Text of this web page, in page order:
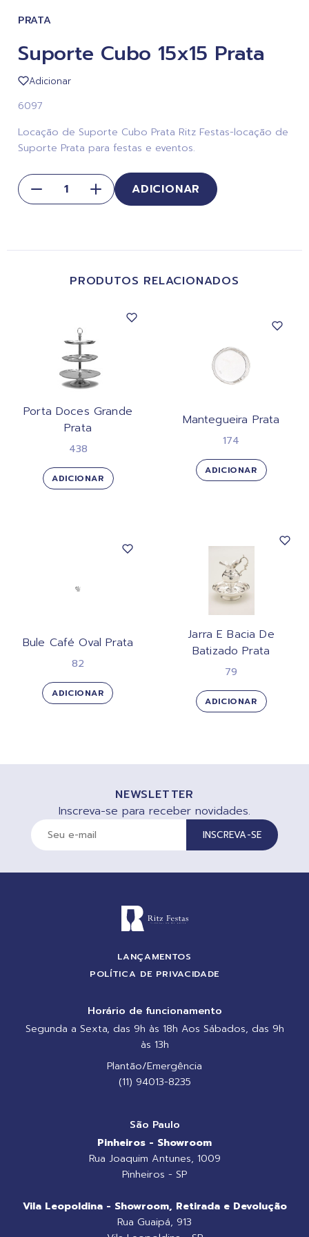
PRATA
Suporte Cubo 15x15 Prata
Adicionar
6097
Locação de Suporte Cubo Prata Ritz Festas-locação de
Suporte Prata para festas e eventos.
ADICIONAR
PRODUTOS RELACIONADOS
Porta Doces Grande
Prata
438
ADICIONAR
Mantegueira Prata
174
ADICIONAR
Bule Café Oval Prata
82
ADICIONAR
Jarra E Bacia De
Batizado Prata
79
ADICIONAR
NEWSLETTER
Inscreva-se para receber novidades.
INSCREVA-SE
LANÇAMENTOS
POLÍTICA DE PRIVACIDADE
Horário de funcionamento
Segunda a Sexta, das 9h às 18h Aos Sábados, das 9h
às 13h
Plantão/Emergência
(11) 94013-8235
São Paulo
Pinheiros - Showroom
Rua Joaquim Antunes, 1009
Pinheiros - SP
Vila Leopoldina - Showroom, Retirada e Devolução
Rua Guaipá, 913